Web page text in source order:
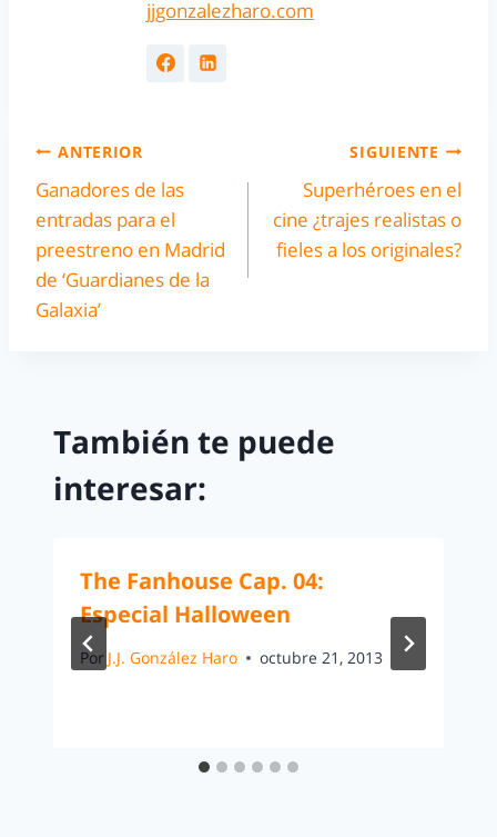
jjgonzalezharo.com
ANTERIOR
Ganadores de las
entradas para el
preestreno en Madrid
de ‘Guardianes de la
Galaxia’
SIGUIENTE
Superhéroes en el
cine ¿trajes realistas o
fieles a los originales?
También te puede
interesar:
The Fanhouse Cap. 04:
Especial Halloween
Por J.J. González Haro octubre 21, 2013